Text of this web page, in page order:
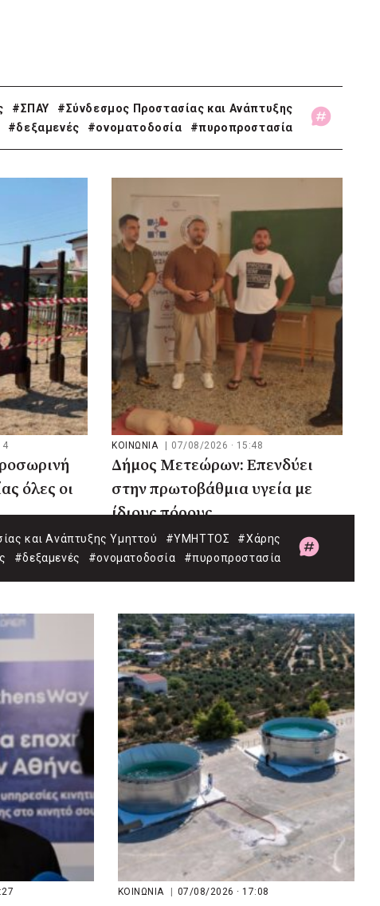
#ΣΠΑΥ
#Σύνδεσμος Προστασίας και Ανάπτυξης
#δεξαμενές #ονοματοδοσία #πυροπροστασία
όλες οι
ΚΟΙΝΩΝΙΑ 07/08/2026 · 15:48
Δήμος Μετεώρων: Επενδύει
στην πρωτοβάθμια υγεία με
ίδιους πόρους
και Ανάπτυξης Υμηττού #ΥΜΗΤΤΟΣ
#Χάρης
#δεξαμενές #ονοματοδοσία #πυροπροστασία
ΚΟΙΝΩΝΙΑ 07/08/2026 · 17:08